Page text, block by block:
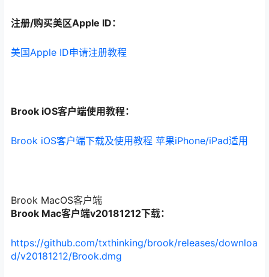
注册/购买美区Apple ID：
美国Apple ID申请注册教程
Brook iOS客户端使用教程：
Brook iOS客户端下载及使用教程 苹果iPhone/iPad适用
Brook MacOS客户端
Brook Mac客户端v20181212下载：
https://github.com/txthinking/brook/releases/downloa
d/v20181212/Brook.dmg